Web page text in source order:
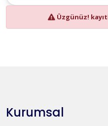
Üzgünüz!
Kurumsal